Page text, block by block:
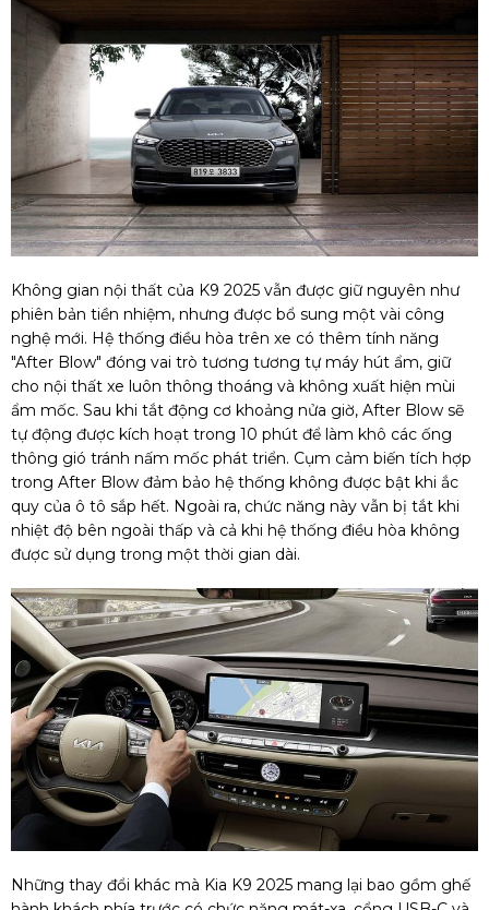
Không gian nội thất của K9 2025 vẫn được giữ nguyên như
phiên bản tiền nhiệm, nhưng được bổ sung một vài công
nghệ mới. Hệ thống điều hòa trên xe có thêm tính năng
"After Blow" đóng vai trò tương tương tự máy hút ẩm, giữ
cho nội thất xe luôn thông thoáng và không xuất hiện mùi
ẩm mốc. Sau khi tắt động cơ khoảng nửa giờ, After Blow sẽ
tự động được kích hoạt trong 10 phút để làm khô các ống
thông gió tránh nấm mốc phát triển. Cụm cảm biến tích hợp
trong After Blow đảm bảo hệ thống không được bật khi ắc
quy của ô tô sắp hết. Ngoài ra, chức năng này vẫn bị tắt khi
nhiệt độ bên ngoài thấp và cả khi hệ thống điều hòa không
được sử dụng trong một thời gian dài.
Những thay đổi khác mà Kia K9 2025 mang lại bao gồm ghế